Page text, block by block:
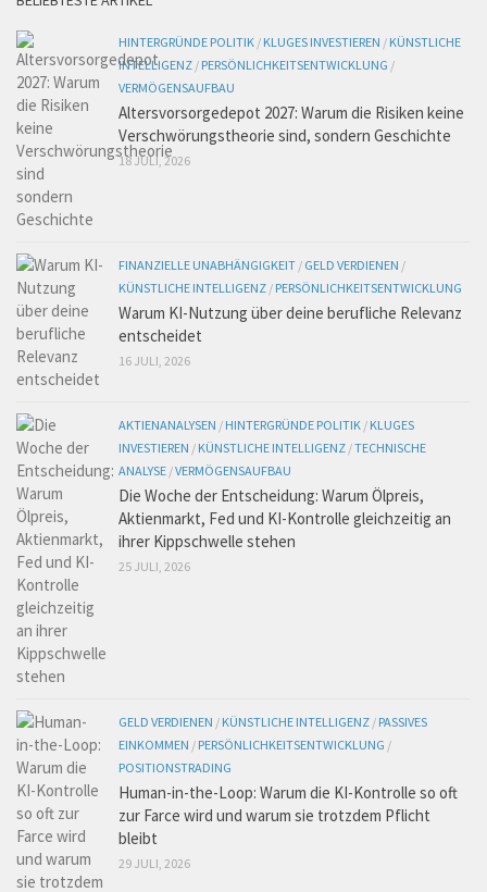
HINTERGRÜNDE POLITIK / KLUGES INVESTIEREN / KÜNSTLICHE
INTELLIGENZ / PERSÖNLICHKEITSENTWICKLUNG /
VERMÖGENSAUFBAU
Altersvorsorgedepot 2027: Warum die Risiken keine
Verschwörungstheorie sind, sondern Geschichte
18 JULI, 2026
FINANZIELLE UNABHÄNGIGKEIT / GELD VERDIENEN /
KÜNSTLICHE INTELLIGENZ / PERSÖNLICHKEITSENTWICKLUNG
Warum KI-Nutzung über deine berufliche Relevanz
entscheidet
16 JULI, 2026
AKTIENANALYSEN / HINTERGRÜNDE POLITIK / KLUGES
INVESTIEREN / KÜNSTLICHE INTELLIGENZ /TECHNISCHE
ANALYSE /VERMÖGENSAUFBAU
Die Woche der Entscheidung: Warum Ölpreis,
Aktienmarkt, Fed und KI-Kontrolle gleichzeitig an
ihrer Kippschwelle stehen
25 JULI, 2026
GELD VERDIENEN / KÜNSTLICHE INTELLIGENZ / PASSIVES
EINKOMMEN / PERSÖNLICHKEITSENTWICKLUNG /
POSITIONSTRADING
Human-in-the-Loop: Warum die KI-Kontrolle so oft
zur Farce wird und warum sie trotzdem Pflicht
bleibt
29 JULI, 2026